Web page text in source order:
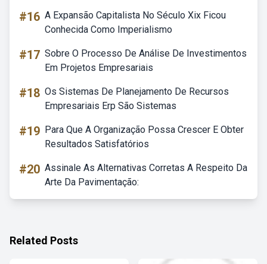
#16 A Expansão Capitalista No Século Xix Ficou
Conhecida Como Imperialismo
#17 Sobre O Processo De Análise De Investimentos
Em Projetos Empresariais
#18 Os Sistemas De Planejamento De Recursos
Empresariais Erp São Sistemas
#19 Para Que A Organização Possa Crescer E Obter
Resultados Satisfatórios
#20 Assinale As Alternativas Corretas A Respeito Da
Arte Da Pavimentação:
Related Posts